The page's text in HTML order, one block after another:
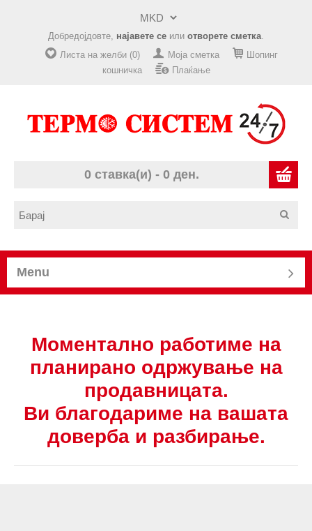
Добредојдовте, најавете се или отворете сметка.
Листа на желби (0)
Моја сметка
Шопинг
кошничка
Плаќање
0 ставка(и) - 0 ден.
Menu
Моментално работиме на
планирано одржување на
продавницата.
Ви благодариме на вашата
доверба и разбирање.